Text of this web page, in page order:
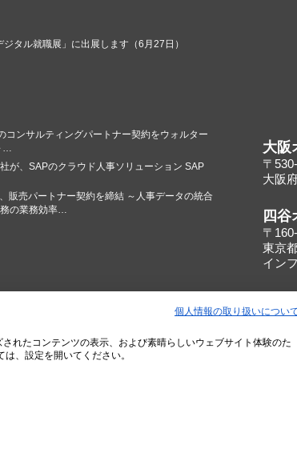
タル就職展」に出展します（6月27日）
コンサルティングパートナー契約をウォルター
…
が、SAPのクラウド人事ソリューション SAP
販売パートナー契約を締結 ～人事データの統合
の業務効率…
大阪
〒
大阪
四谷
〒
東京
イン
トマップ セキュリティポリシー 反社会的勢力について
人情報保護方針
個人情報の取り扱いについて 特定個人情
個人情報の取り扱いについ
れたコンテンツの表示、および素晴らしいウェブサイト体験のた
、設定を開いてください。